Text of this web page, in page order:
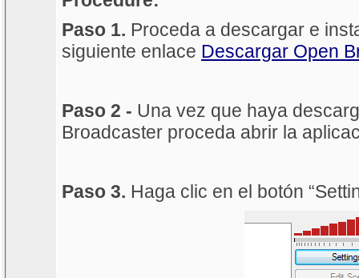
Paso 1. Proceda a descargar e
siguiente enlace Descargar Open
Paso 2 - Una vez que haya
Broadcaster proceda abrir la
Paso 3. Haga clic en el botón